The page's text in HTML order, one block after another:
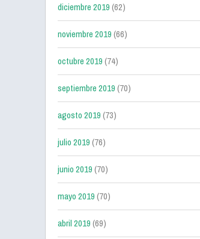
diciembre 2019(62)
noviembre 2019(66)
octubre 2019(74)
septiembre 2019(70)
agosto 2019(73)
julio 2019(76)
junio 2019(70)
mayo 2019(70)
abril 2019(69)